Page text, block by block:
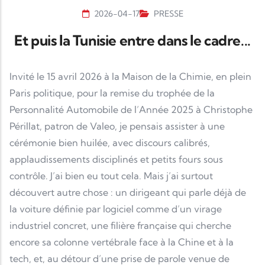
2026-04-17 PRESSE
Et puis la Tunisie entre dans le cadre...
Invité le 15 avril 2026 à la Maison de la Chimie, en plein
Paris politique, pour la remise du trophée de la
Personnalité Automobile de l’Année 2025 à Christophe
Périllat, patron de Valeo, je pensais assister à une
cérémonie bien huilée, avec discours calibrés,
applaudissements disciplinés et petits fours sous
contrôle. J’ai bien eu tout cela. Mais j’ai surtout
découvert autre chose : un dirigeant qui parle déjà de
la voiture définie par logiciel comme d’un virage
industriel concret, une filière française qui cherche
encore sa colonne vertébrale face à la Chine et à la
tech, et, au détour d’une prise de parole venue de